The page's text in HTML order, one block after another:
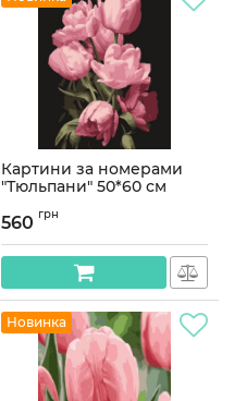
Картини за номерами
"Тюльпани" 50*60 см
560 грн
Новинка